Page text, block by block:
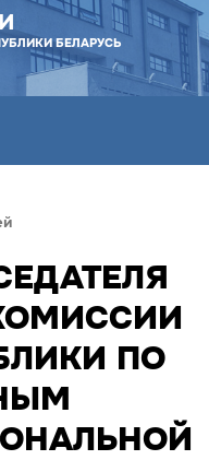
БЕЛАРУСЬ
ПО